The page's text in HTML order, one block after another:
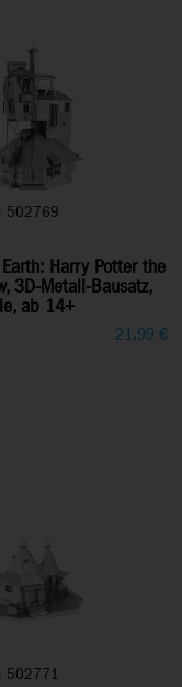
502769
Harry Potter the
3D-Metall-Bausatz,
ab 14+
21,99 €
502771